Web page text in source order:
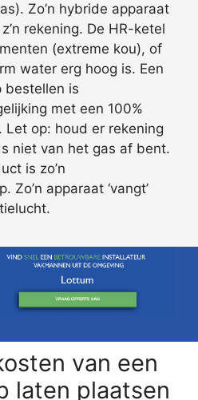
Zo’n hybride apparaat
rekening. De HR-ketel
(extreme kou), of
water erg hoog is. Een
bestellen is
met een 100%
Let op: houd er rekening
niet van het gas af bent.
is zo’n
Zo’n apparaat ‘vangt’
van een
laten plaatsen